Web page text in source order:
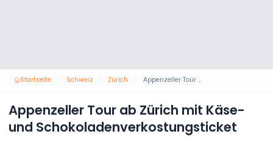
Startseite Schweiz Zürich Appenzeller Tour ab Zürich mit Käse- und Schokoladenverkostungsticket
Appenzeller Tour ab Zürich mit Käse-
und Schokoladenverkostungsticket